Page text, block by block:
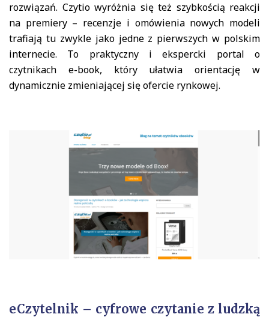
rozwiązań. Czytio wyróżnia się też szybkością reakcji
na premiery – recenzje i omówienia nowych modeli
trafiają tu zwykle jako jedne z pierwszych w polskim
internecie. To praktyczny i ekspercki portal o
czytnikach e-book, który ułatwia orientację w
dynamicznie zmieniającej się ofercie rynkowej.
eCzytelnik – cyfrowe czytanie z ludzką